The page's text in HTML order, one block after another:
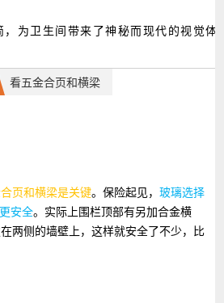
，为卫生间带来了神秘而现代的视觉
看五金合页和横梁
页和横梁是关键。保险起见， 玻璃选择
安全。实际上围栏顶部有另加合金横
两侧的墙壁上，这样就安全了不少，比